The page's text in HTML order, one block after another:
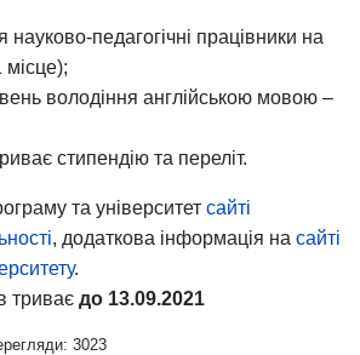
педагогічні працівники на
володіння англійською мовою –
стипендію та переліт.
та університет сайті
, додаткова інформація на сайті
.
триває до 13.09.2021
3023